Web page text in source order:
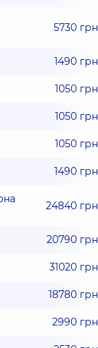
5730 грн
1490 грн
1050 грн
1050 грн
1050 грн
1490 грн
24840 грн
20790 грн
31020 грн
18780 грн
2990 грн